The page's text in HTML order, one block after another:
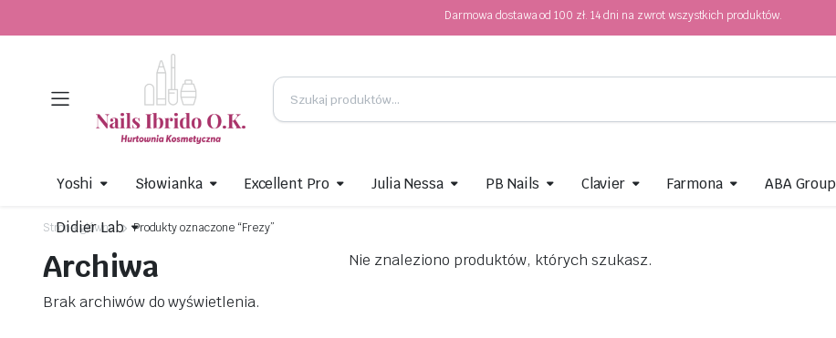
Darmowa dostawa od 100 zł. 14 dni na zwrot wszystkich produktów.
Yoshi Słowianka Excellent Pro Julia Nessa PB Nails Clavier Farmona ABA Group
Didier Lab
Strona główna Produkty oznaczone “Frezy”
Nie znaleziono produktów, których szukasz.
Archiwa
Brak archiwów do wyświetlenia.